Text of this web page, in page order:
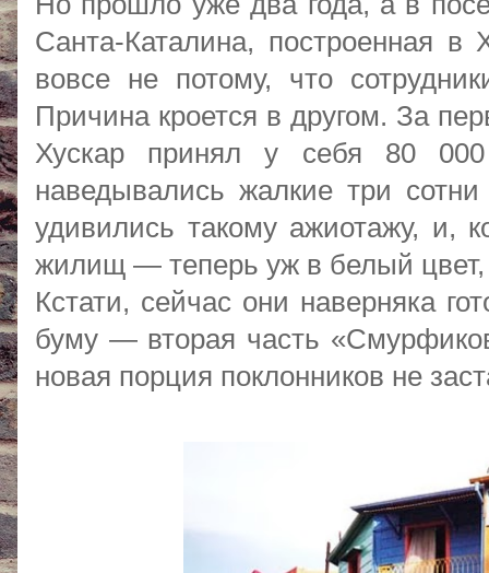
Санта-Каталина, построенная
вовсе не потому, что
Причина кроется в другом. За
Хускар принял у себя 80
наведывались жалкие три
удивились такому ажиотажу, и,
жилищ — теперь уж в белый цвет,
Кстати, сейчас они наверняка
буму — вторая часть
новая порция поклонников не